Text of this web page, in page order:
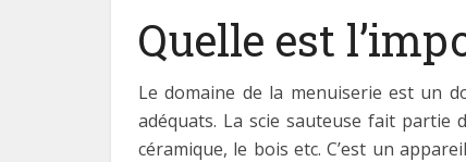
Quelle est
Le domaine de la menuiserie est un
adéquats. La scie sauteuse fait partie
céramique, le bois etc. C’est un